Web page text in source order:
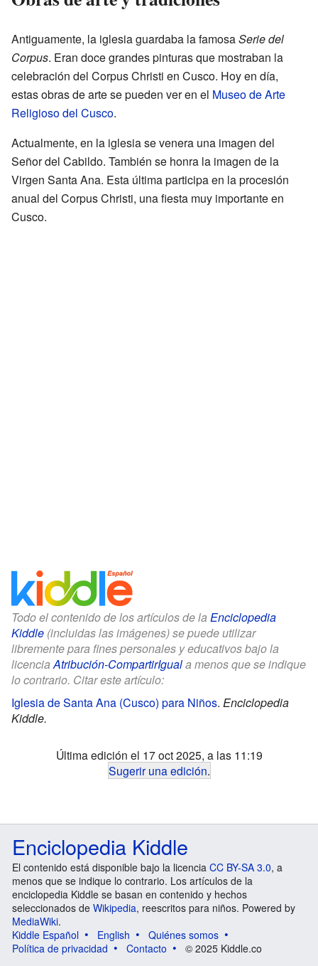
Antiguamente, la iglesia guardaba la famosaSerie del
Corpus. Eran doce grandes pinturas que mostraban la
celebración del Corpus Christi en Cusco. Hoy en día,
estas obras de arte se pueden ver en el Museo de Arte
Religioso del Cusco.
Actualmente, en la iglesia se venera una imagen del
Señor del Cabildo. También se honra la imagen de la
Virgen Santa Ana. Esta última participa en la procesión
anual del Corpus Christi, una fiesta muy importante en
Cusco.
Todo el contenido de los artículos de la Enciclopedia
Kiddle (incluidas las imágenes) se puede utilizar
libremente para fines personales y educativos bajo la
licenciaAtribución-CompartirIguala menos que se indique
lo contrario. Citar este artículo:
Iglesia de Santa Ana (Cusco) para Niños. Enciclopedia
Kiddle.
Última edición el 17 oct 2025, a las 11:19
Sugerir una edición.
Enciclopedia Kiddle
El contenido está disponible bajo la licencia CC BY-SA 3.0, a
menos que se indique lo contrario. Los artículos de la
enciclopedia Kiddle se basan en contenido y hechos
seleccionados de Wikipedia, reescritos para niños. Powered by
MediaWiki.
Kiddle Español
English
Quiénes somos
Política de privacidad
Contacto © 2025 Kiddle.co